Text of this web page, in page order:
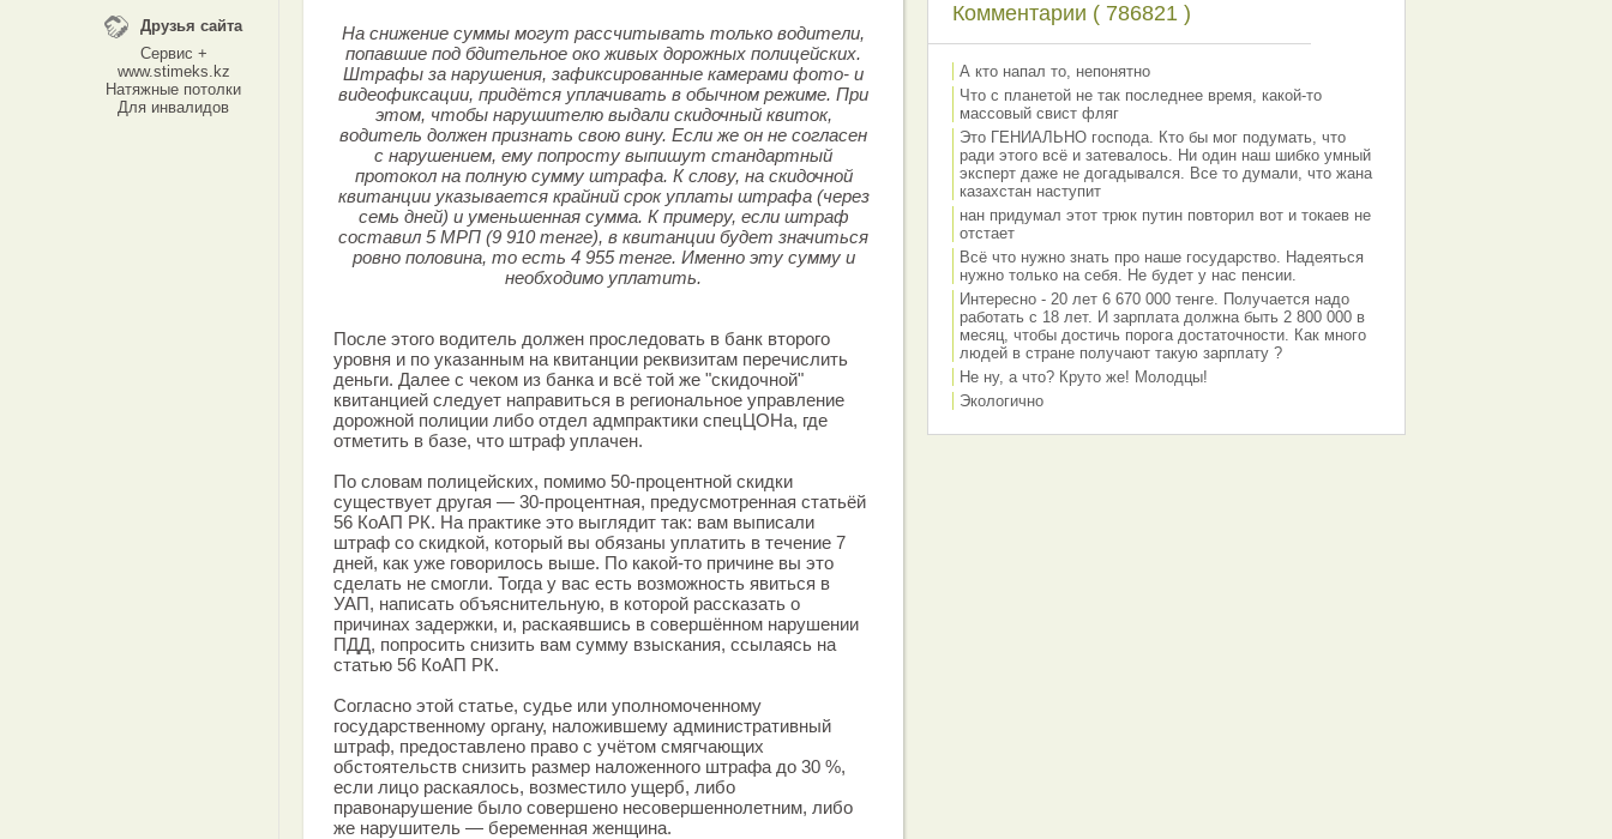
Друзья сайта
Сервис +
www.stimeks.kz
Натяжные потолки
Для инвалидов
На снижение суммы могут рассчитывать только водители,
попавшие под бдительное око живых дорожных полицейских.
Штрафы за нарушения, зафиксированные камерами фото- и
видеофиксации, придётся уплачивать в обычном режиме. При
этом, чтобы нарушителю выдали скидочный квиток,
водитель должен признать свою вину. Если же он не согласен
с нарушением, ему попросту выпишут стандартный
протокол на полную сумму штрафа. К слову, на скидочной
квитанции указывается крайний срок уплаты штрафа (через
семь дней) и уменьшенная сумма. К примеру, если штраф
составил 5 МРП (9 910 тенге), в квитанции будет значиться
ровно половина, то есть 4 955 тенге. Именно эту сумму и
необходимо уплатить.
После этого водитель должен проследовать в банк второго
уровня и по указанным на квитанции реквизитам перечислить
деньги. Далее с чеком из банка и всё той же "скидочной"
квитанцией следует направиться в региональное управление
дорожной полиции либо отдел адмпрактики спецЦОНа, где
отметить в базе, что штраф уплачен.
По словам полицейских, помимо 50-процентной скидки
существует другая — 30-процентная, предусмотренная статьёй
56 КоАП РК. На практике это выглядит так: вам выписали
штраф со скидкой, который вы обязаны уплатить в течение 7
дней, как уже говорилось выше. По какой-то причине вы это
сделать не смогли. Тогда у вас есть возможность явиться в
УАП, написать объяснительную, в которой рассказать о
причинах задержки, и, раскаявшись в совершённом нарушении
ПДД, попросить снизить вам сумму взыскания, ссылаясь на
статью 56 КоАП РК.
Согласно этой статье, судье или уполномоченному
государственному органу, наложившему административный
штраф, предоставлено право с учётом смягчающих
обстоятельств снизить размер наложенного штрафа до 30 %,
если лицо раскаялось, возместило ущерб, либо
правонарушение было совершено несовершеннолетним, либо
же нарушитель — беременная женщина.
Комментарии ( 786821 )
А кто напал то, непонятно
Что с планетой не так последнее время, какой-то
массовый свист фляг
Это ГЕНИАЛЬНО господа. Кто бы мог подумать, что
ради этого всё и затевалось. Ни один наш шибко умный
эксперт даже не догадывался. Все то думали, что жана
казахстан наступит
нан придумал этот трюк путин повторил вот и токаев не
отстает
Всё что нужно знать про наше государство. Надеяться
нужно только на себя. Не будет у нас пенсии.
Интересно - 20 лет 6 670 000 тенге. Получается надо
работать с 18 лет. И зарплата должна быть 2 800 000 в
месяц, чтобы достичь порога достаточности. Как много
людей в стране получают такую зарплату ?
Не ну, а что? Круто же! Молодцы!
Экологично